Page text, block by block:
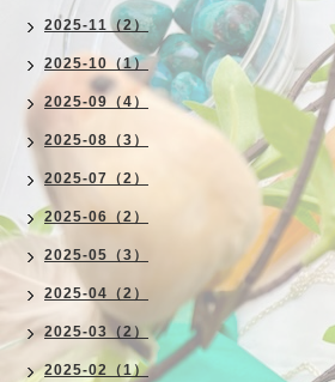
2025-11（2）
2025-10（1）
2025-09（4）
2025-08（3）
2025-07（2）
2025-06（2）
2025-05（3）
2025-04（2）
2025-03（2）
2025-02（1）